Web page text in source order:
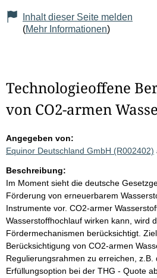
Inhalt dieser Seite melden
(Mehr Informationen)
Technologieoffene
von CO2-armen
Angegeben von:
Equinor Deutschland GmbH (R002402)
Beschreibung:
Im Moment sieht die deutsche
Förderung von erneuerbarem
Instrumente vor. CO2-armer
Wasserstoffhochlauf wirken kann, wird
Fördermechanismen berücksichtigt.
Berücksichtigung von CO2-armen
Regulierungsrahmen zu erreichen,
Erfüllungsoption bei der THG - Quote